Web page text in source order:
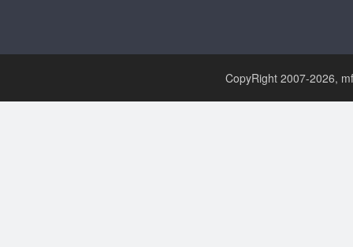
CopyRight 2007-2026,